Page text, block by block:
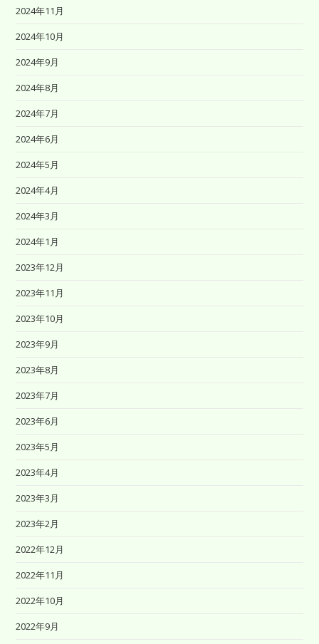
2024年11月
2024年10月
2024年9月
2024年8月
2024年7月
2024年6月
2024年5月
2024年4月
2024年3月
2024年1月
2023年12月
2023年11月
2023年10月
2023年9月
2023年8月
2023年7月
2023年6月
2023年5月
2023年4月
2023年3月
2023年2月
2022年12月
2022年11月
2022年10月
2022年9月